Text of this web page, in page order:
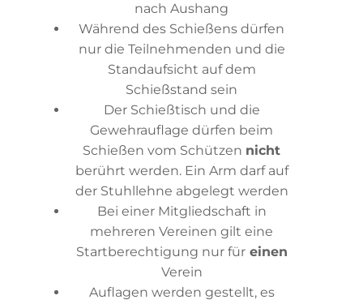
nach Aushang
Während des Schießens dürfen
nur die Teilnehmenden und die
Standaufsicht auf dem
Schießstand sein
Der Schießtisch und die
Gewehrauflage dürfen beim
Schießen vom Schützen nicht
berührt werden. Ein Arm darf auf
der Stuhllehne abgelegt werden
Bei einer Mitgliedschaft in
mehreren Vereinen gilt eine
Startberechtigung nur füreinen
Verein
Auflagen werden gestellt, es